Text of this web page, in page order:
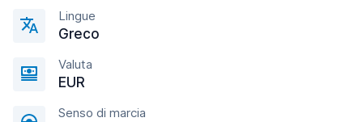
Lingue
Greco
Valuta
EUR
Senso di marcia